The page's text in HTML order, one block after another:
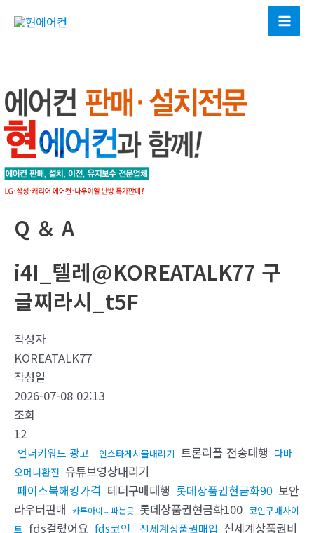
너
뛰
기
Main
Q ＆ A
i4I_텔레@KOREATALK77 구
글찌라시_t5F
작성자
KOREATALK77
작성일
2026-07-08 02:13
조회
12
언더키워드 광고 인스타게시물내리기 트론리플 전송대행 다바
오머니환전 유튜브영상내리기
페이스북해킹가격 테더구매대행 롯데상품권현금화90 보안
라우터판매 카톡아이디파는곳 롯데상품권현금화100 코인구매사이
트 fds걸렸어요 fds코인 신세계상품권매입 신세계상품권비